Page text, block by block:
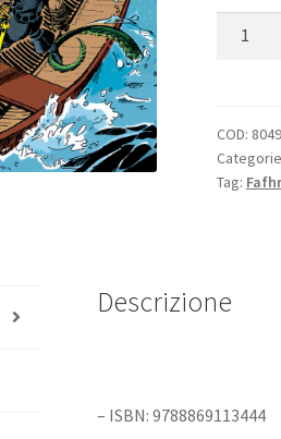
COD:
Tag:
Descrizione
– ISBN: 9788869113444